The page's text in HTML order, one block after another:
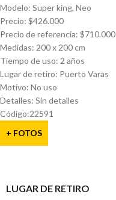
Modelo: Super king, Neo
Precio: $426.000
Precio de referencia: $710.000
Medidas: 200 x 200 cm
Tiempo de uso: 2 años
Lugar de retiro: Puerto Varas
Motivo: No uso
Detalles: Sin detalles
Código:22591
+ FOTOS
LUGAR DE RETIRO